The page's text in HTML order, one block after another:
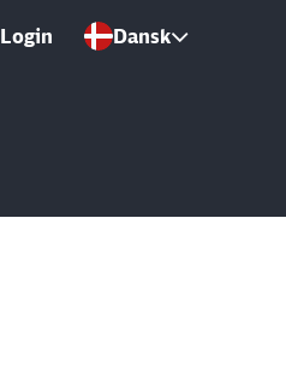
Login Dansk